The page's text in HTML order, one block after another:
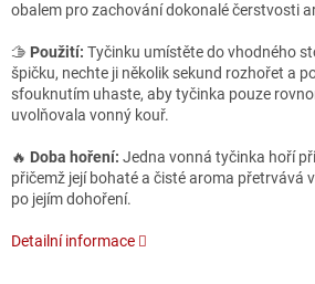
obalem pro zachování dokonalé čerstvosti
🫱 Použití: Tyčinku umístěte do vhodného
špičku, nechte ji několik sekund rozhořet a
sfouknutím uhaste, aby tyčinka pouze
uvolňovala vonný kouř.
🔥 Doba hoření: Jedna vonná tyčinka hoří
přičemž její bohaté a čisté aroma přetrvává
po jejím dohoření.
Detailní informace